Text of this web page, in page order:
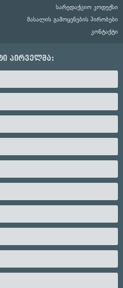
სარედაქციო კოდექსი
მასალის გამოყენების პირობები
კონტაქტი
პირველმა: